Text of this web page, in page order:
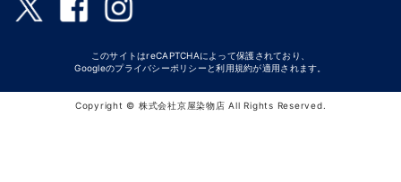
このサイトはreCAPTCHAによって保護されており、
Googleのプライバシーポリシー と利用規約が適用されます。
Copyright © 株式会社京屋染物店 All Rights Reserved.